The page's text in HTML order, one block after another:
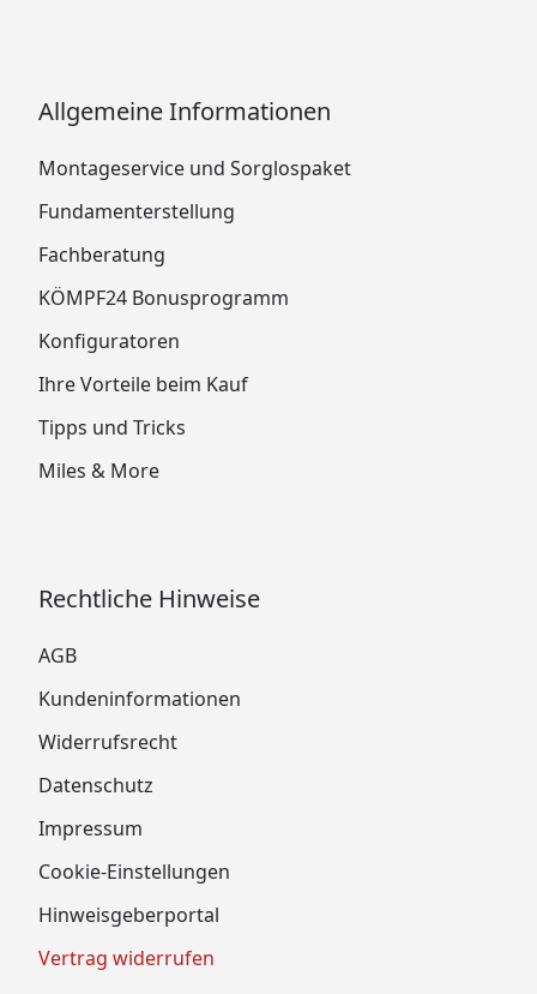
Allgemeine Informationen
Montageservice und Sorglospaket
Fundamenterstellung
Fachberatung
KÖMPF24 Bonusprogramm
Konfiguratoren
Ihre Vorteile beim Kauf
Tipps und Tricks
Miles & More
Rechtliche Hinweise
AGB
Kundeninformationen
Widerrufsrecht
Datenschutz
Impressum
Cookie-Einstellungen
Hinweisgeberportal
Vertrag widerrufen